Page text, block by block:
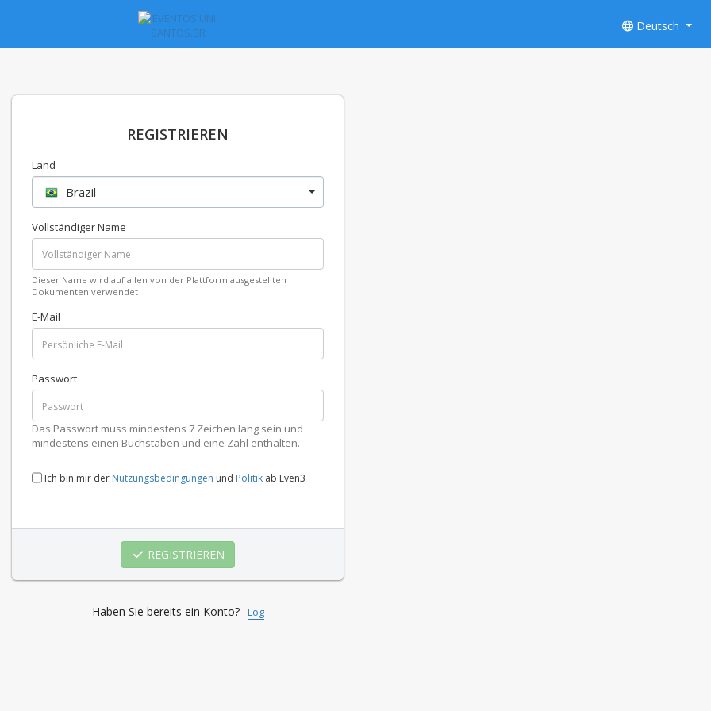
Deutsch
REGISTRIEREN
Land
Brazil
Vollständiger Name
Dieser Name wird auf allen von der Plattform ausgestellten
Dokumenten verwendet
E-Mail
Passwort
Das Passwort muss mindestens 7 Zeichen lang sein und
mindestens einen Buchstaben und eine Zahl enthalten.
Ich bin mir der Nutzungsbedingungen und Politik ab Even3
REGISTRIEREN
Haben Sie bereits ein Konto? Log